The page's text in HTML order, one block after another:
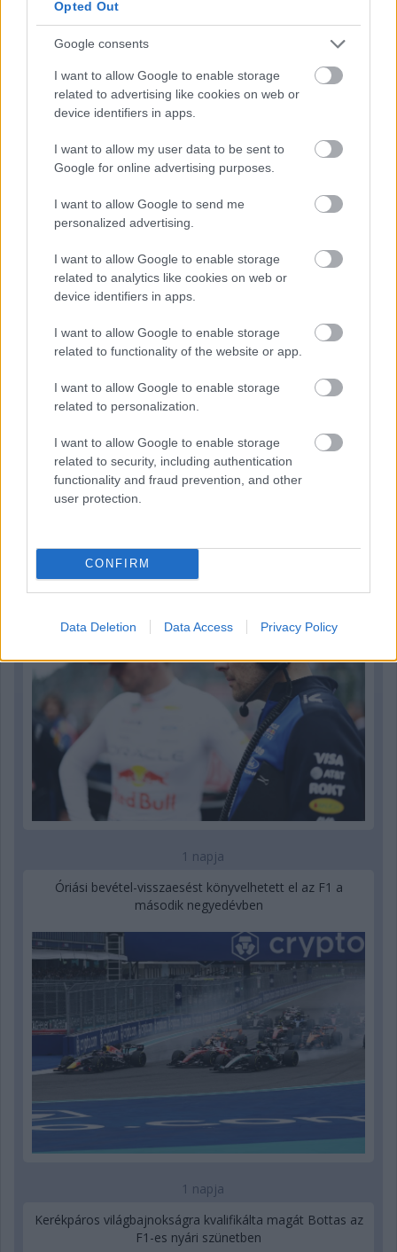
Opted Out
Google consents
I want to allow Google to enable storage
related to advertising like cookies on web or
device identifiers in apps.
I want to allow my user data to be sent to
Google for online advertising purposes.
I want to allow Google to send me
personalized advertising.
I want to allow Google to enable storage
related to analytics like cookies on web or
device identifiers in apps.
I want to allow Google to enable storage
related to functionality of the website or app.
I want to allow Google to enable storage
related to personalization.
I want to allow Google to enable storage
related to security, including authentication
functionality and fraud prevention, and other
user protection.
CONFIRM
Data Deletion Data Access Privacy Policy
22 órája
körrekordon
Sajtó: Az Aston Martintól érkezik Lambiase utódja a Red
1 napja
Óriási bevétel-visszaesést könyvelhetett el az F1 a
második negyedévben
1 napja
Kerékpáros világbajnokságra kvalifikálta magát Bottas az
F1-es nyári szünetben